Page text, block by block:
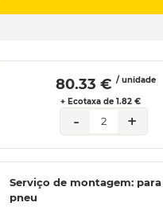
80.33 € / unidade
+ Ecotaxa de 1.82 €
- 2 +
Serviço de montagem:
pneu